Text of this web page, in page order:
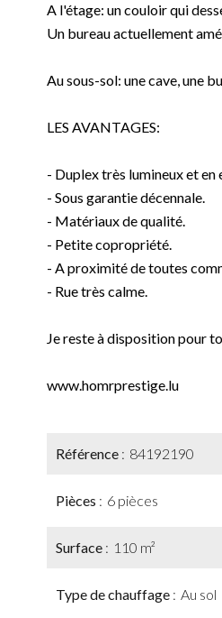
A l'étage: un couloir qui
Un bureau actuellement
Au sous-sol: une cave, une
LES AVANTAGES:
- Duplex très lumineux et en
- Sous garantie décennale.
- Matériaux de qualité.
- Petite copropriété.
- A proximité de toutes
- Rue très calme.
Je reste à disposition pour
www.homrprestige.lu
Référence 84192190
Pièces 6 pièces
Surface 110 m²
Type de chauffage Au sol